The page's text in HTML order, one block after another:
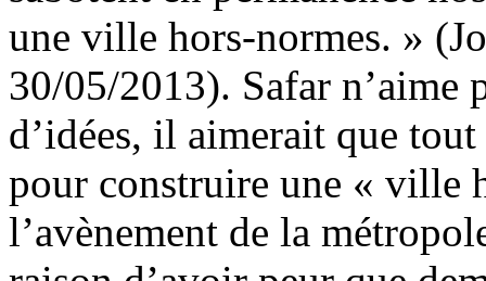
une ville hors-normes. »
30/05/2013). Safar n’aime
d’idées, il aimerait que
pour construire une « ville
l’avènement de la